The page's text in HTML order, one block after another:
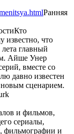
Ранняя
Кто
известно, что
главный
Айше Унер
вместе со
давно известен
сценарием.